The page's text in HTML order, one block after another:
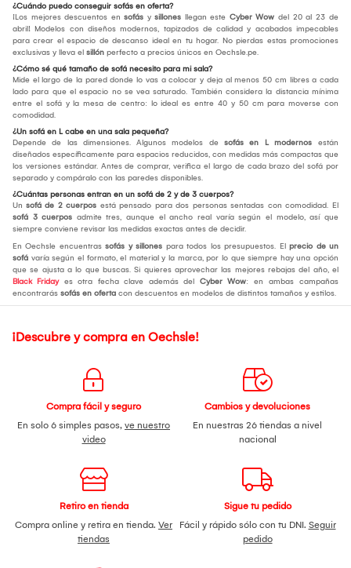
¿Cuándo puedo conseguir sofás en oferta?
¡Los mejores descuentos en sofás y sillones llegan este Cyber Wow del 20 al 23 de
abril! Modelos con diseños modernos, tapizados de calidad y acabados impecables
para crear el espacio de descanso ideal en tu hogar. No pierdas estas promociones
exclusivas y lleva el sillón perfecto a precios únicos en Oechsle.pe.
¿Cómo sé qué tamaño de sofá necesito para mi sala?
Mide el largo de la pared donde lo vas a colocar y deja al menos 50 cm libres a cada
lado para que el espacio no se vea saturado. También considera la distancia mínima
entre el sofá y la mesa de centro: lo ideal es entre 40 y 50 cm para moverse con
comodidad.
¿Un sofá en L cabe en una sala pequeña?
Depende de las dimensiones. Algunos modelos de sofás en L modernos están
diseñados específicamente para espacios reducidos, con medidas más compactas que
los versiones estándar. Antes de comprar, verifica el largo de cada brazo del sofá por
separado y compáralo con las paredes disponibles.
¿Cuántas personas entran en un sofá de 2 y de 3 cuerpos?
Un sofá de 2 cuerpos está pensado para dos personas sentadas con comodidad. El
sofá 3 cuerpos admite tres, aunque el ancho real varía según el modelo, así que
siempre conviene revisar las medidas exactas antes de decidir.
En Oechsle encuentras sofás y sillones para todos los presupuestos. El precio de un
sofá varía según el formato, el material y la marca, por lo que siempre hay una opción
que se ajusta a lo que buscas. Si quieres aprovechar las mejores rebajas del año, el
Black Fridayes otra fecha clave además del Cyber Wow: en ambas campañas
encontrarás sofás en oferta con descuentos en modelos de distintos tamaños y estilos.
¡Descubre y compra en Oechsle!
Compra fácil y seguro
En solo 6 simples pasos, ve nuestro
video
Cambios y devoluciones
En nuestras 26 tiendas a nivel
nacional
Retiro en tienda
Compra online y retira en tienda. Ver
tiendas
Sigue tu pedido
Fácil y rápido sólo con tu DNI. Seguir
pedido